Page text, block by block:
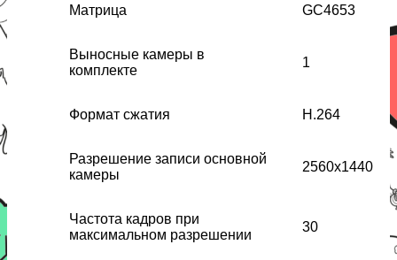
Матрица GC4653
Выносные камеры в
комплекте
1
Формат сжатия H.264
Разрешение записи основной
камеры
2560x1440
Частота кадров при
максимальном разрешении
30